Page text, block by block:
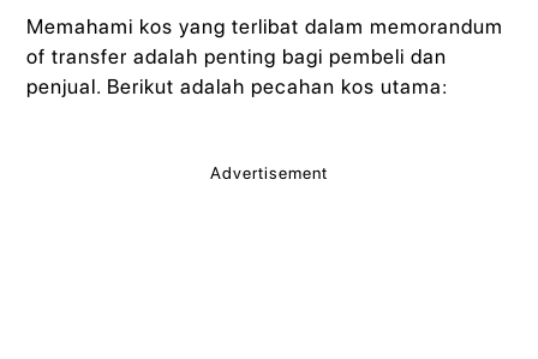
Memahami kos yang terlibat dalam memorandum
of transfer adalah penting bagi pembeli dan
penjual. Berikut adalah pecahan kos utama:
Advertisement